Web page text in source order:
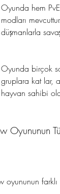
Oyunda hem
modları
düşmanlarla
Oyunda birçok
gruplara kat lar,
hayvan sahibi
Oyununun
oyununun farklı